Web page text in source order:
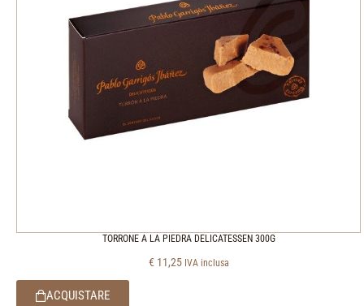
TORRONE A LA PIEDRA DELICATESSEN 300G
€ 11,25 IVA inclusa
ACQUISTARE